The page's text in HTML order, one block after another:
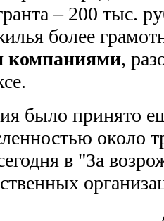
– 200 тыс.
более
,
было принято
около
в "За